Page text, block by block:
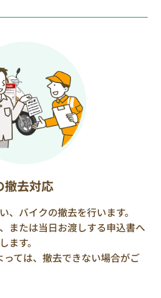
対応
、バイクの撤去を行います。
または当日お渡しする申込書へ
ます。
は、撤去できない場合がご